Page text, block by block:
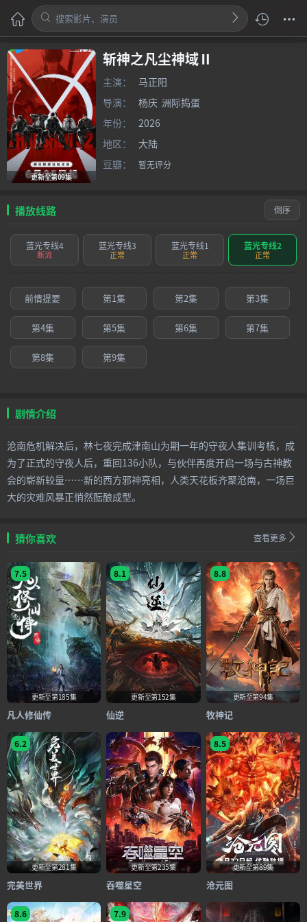
更新至第09集
斩神之凡尘神域Ⅱ
主演：
马正阳
导演：
杨庆 洲际捣蛋
年份：
2026
地区：
大陆
豆瓣：
暂无评分
播放线路 倒序
蓝光专线4
断流
蓝光专线3
正常
蓝光专线1
正常
蓝光专线2
正常
前情提要 第1集 第2集 第3集
第4集 第5集 第6集 第7集
第8集 第9集
剧情介绍
沧南危机解决后，林七夜完成津南山为期一年的守夜人集训考核，成
为了正式的守夜人后，重回136小队，与伙伴再度开启一场与古神教
会的崭新较量……新的西方邪神亮相，人类天花板齐聚沧南，一场巨
大的灾难风暴正悄然酝酿成型。
猜你喜欢 查看更多
7.5
更新至第185集
凡人修仙传
8.1
更新至第152集
仙逆
8.8
更新至第94集
牧神记
6.2
更新至第281集
完美世界
更新至第235集
吞噬星空
8.5
更新至第89集
沧元图
8.6 7.9